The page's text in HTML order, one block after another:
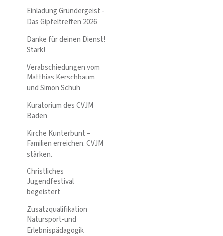
Einladung Gründergeist -
Das Gipfeltreffen 2026
Danke für deinen Dienst!
Stark!
Verabschiedungen vom
Matthias Kerschbaum
und Simon Schuh
Kuratorium des CVJM
Baden
Kirche Kunterbunt –
Familien erreichen. CVJM
stärken.
Christliches
Jugendfestival
begeistert
Zusatzqualifikation
Natursport-und
Erlebnispädagogik